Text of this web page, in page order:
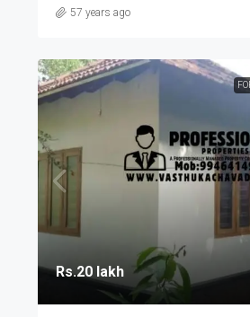
57 years ago
Rs.20 lakh